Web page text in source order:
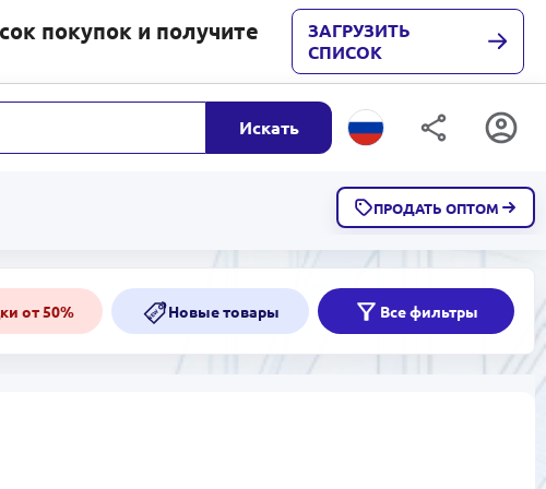
покупок и получите
ЗАГРУЗИТЬ
СПИСОК
Искать
50% Скидки от 50%
ПРОДАТЬ ОПТОМ
от 50% NEW Новые товары Все фильтры